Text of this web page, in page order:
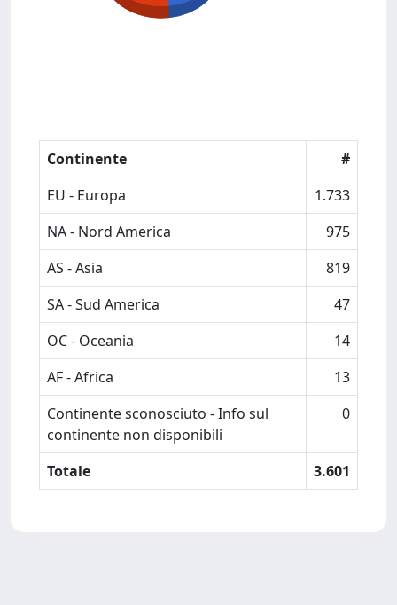
Continente
#
EU - Europa
1.733
NA - Nord America
975
AS - Asia
819
SA - Sud America
47
OC - Oceania
14
AF - Africa
13
Continente sconosciuto - Info sul
continente non disponibili
0
Totale 3.601